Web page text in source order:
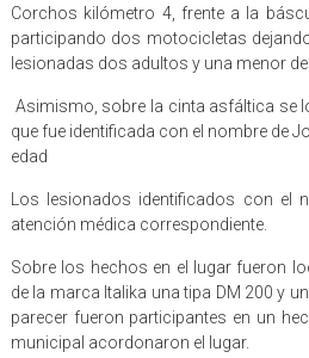
Corchos kilómetro 4, frente a la
participando dos motocicletas
lesionadas dos adultos y una menor de
Asimismo, sobre la cinta asfáltica se
que fue identificada con el nombre de
edad
Los lesionados identificados con el
atención médica correspondiente.
Sobre los hechos en el lugar fueron
de la marca Italika una tipa DM 200 y
parecer fueron participantes en un
municipal acordonaron el lugar.